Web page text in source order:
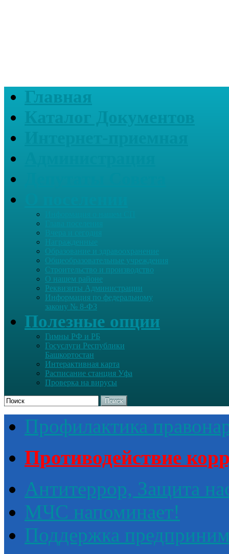
Главная
Награжденные
Образование и здравоохранение
Общеобразовательные учреждения
Строительство и производство
О нашем районе
Реквизиты Администрации
Информация по федеральному
закону № 8-ФЗ
Полезные опции
Гимны РФ и РБ
Госуслуги Республики
Башкортостан
Интерактивная карта
Расписание станция Уфа
Проверка на вирусы
Поиск
Профилактика
Противодействие
Антитеррор, Защита
МЧС напоминает!
Поддержка